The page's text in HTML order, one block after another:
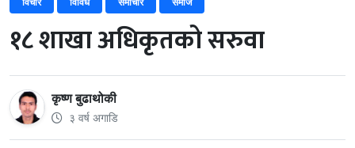
१८ शाखा अधिकृतको सरुवा
कृष्ण बुढाथोकी
३ वर्ष अगाडि